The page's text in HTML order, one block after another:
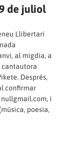
de juliol
Llibertari
al migdia, a
cantautora
Després,
confirmar
i
poesia,